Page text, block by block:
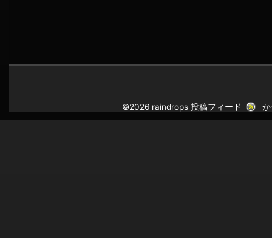
©2026 raindrops投稿フィード